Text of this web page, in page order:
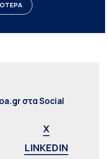
στα Social
X
LINKEDIN